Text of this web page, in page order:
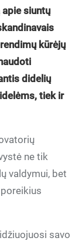
siuntų
kūrėjų
didelių
tiek ir
ne tik
valdymui, bet
savo